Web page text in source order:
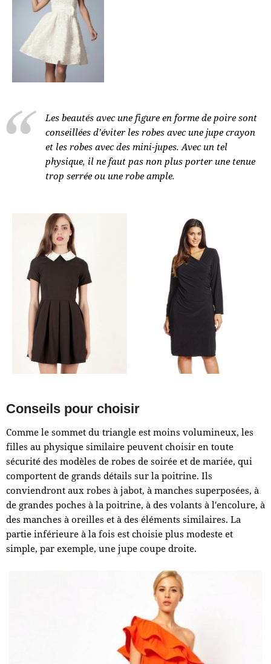
Les beautés avec une figure en forme de poire sont
conseillées d’éviter les robes avec une jupe crayon
et les robes avec des mini-jupes. Avec un tel
physique, il ne faut pas non plus porter une tenue
trop serrée ou une robe ample.
Conseils pour choisir
Comme le sommet du triangle est moins volumineux, les
filles au physique similaire peuvent choisir en toute
sécurité des modèles de robes de soirée et de mariée, qui
comportent de grands détails sur la poitrine. Ils
conviendront aux robes à jabot, à manches superposées, à
de grandes poches à la poitrine, à des volants à l'encolure, à
des manches à oreilles et à des éléments similaires. La
partie inférieure à la fois est choisie plus modeste et
simple, par exemple, une jupe coupe droite.